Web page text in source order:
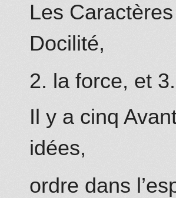
Les
Docilité,
2. la force, et
Il y a cinq
idées,
ordre dans